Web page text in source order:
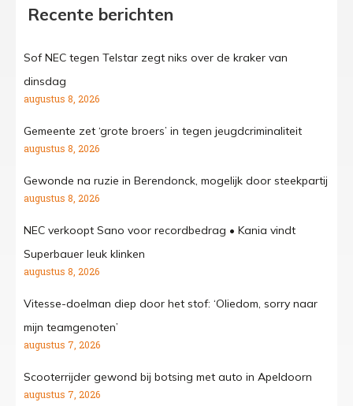
Recente berichten
Sof NEC tegen Telstar zegt niks over de kraker van
dinsdag
augustus 8, 2026
Gemeente zet ‘grote broers’ in tegen jeugdcriminaliteit
augustus 8, 2026
Gewonde na ruzie in Berendonck, mogelijk door steekpartij
augustus 8, 2026
NEC verkoopt Sano voor recordbedrag • Kania vindt
Superbauer leuk klinken
augustus 8, 2026
Vitesse-doelman diep door het stof: ‘Oliedom, sorry naar
mijn teamgenoten’
augustus 7, 2026
Scooterrijder gewond bij botsing met auto in Apeldoorn
augustus 7, 2026